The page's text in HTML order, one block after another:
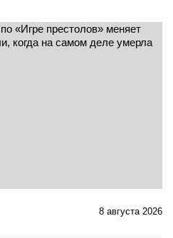
8 августа 2026